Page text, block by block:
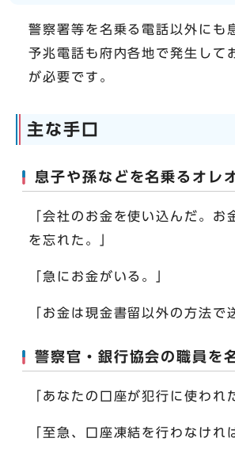
警察署等を名乗る電話以外にも
予兆電話も府内各地で発生して
が必要です。
主な手口
息子や孫などを名乗るオレ
「会社のお金を使い込んだ。お
を忘れた。」
「急にお金がいる。」
「お金は現金書留以外の方法で
警察官・銀行協会の職員を
「あなたの口座が犯行に使われ
「至急、口座凍結を行わなけれ